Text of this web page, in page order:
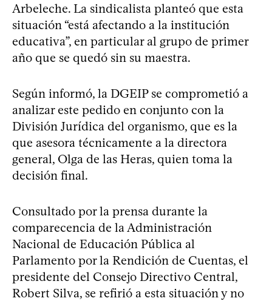
Arbeleche. La sindicalista planteó que esta
situación “está afectando a la institución
educativa”, en particular al grupo de primer
año que se quedó sin su maestra.
Según informó, la DGEIP se comprometió a
analizar este pedido en conjunto con la
División Jurídica del organismo, que es la
que asesora técnicamente a la directora
general, Olga de las Heras, quien toma la
decisión final.
Consultado por la prensa durante la
comparecencia de la Administración
Nacional de Educación Pública al
Parlamento por la Rendición de Cuentas, el
presidente del Consejo Directivo Central,
Robert Silva, se refirió a esta situación y no